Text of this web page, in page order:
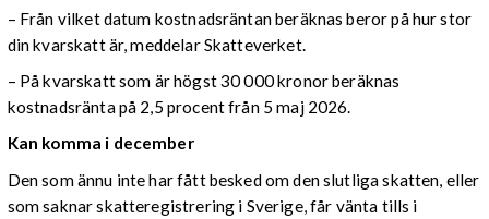
– Från vilket datum kostnadsräntan beräknas beror på hur stor
din kvarskatt är, meddelar Skatteverket.
– På kvarskatt som är högst 30 000 kronor beräknas
kostnadsränta på 2,5 procent från 5 maj 2026.
Kan komma i december
Den som ännu inte har fått besked om den slutliga skatten, eller
som saknar skatteregistrering i Sverige, får vänta tills i